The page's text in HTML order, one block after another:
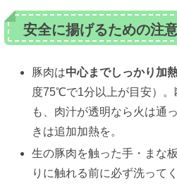
安全に揚げるための注
豚肉は中心までしっかり加
度75℃で1分以上が目安）
も、肉汁が透明なら火は通
きは追加加熱を。
生の豚肉を触った手・まな
りに触れる前に必ず洗って